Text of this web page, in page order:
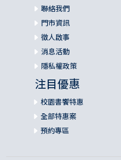
聯絡我們
門市資訊
徵人啟事
消息活動
隱私權政策
注目優惠
校園書饗特惠
全部特惠案
預約專區